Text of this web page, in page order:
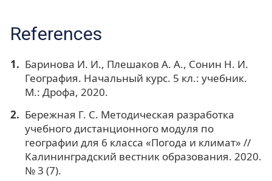
References
Баринова И. И., Плешаков А. А., Сонин Н. И.
География. Начальный курс. 5 кл.: учебник.
М.: Дрофа, 2020.
Бережная Г. С. Методическая разработка
учебного дистанционного модуля по
географии для 6 класса «Погода и климат» //
Калининградский вестник образования. 2020.
№ 3 (7).